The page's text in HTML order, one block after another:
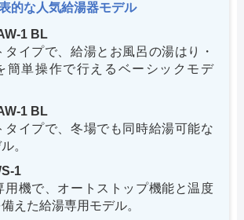
的な人気給湯器モデル
1 BL
タイプで、給湯とお風呂の湯はり・
簡単操作で行えるベーシックモデ
1 BL
タイプで、冬場でも同時給湯可能な
。
1
用機で、オートストップ機能と温度
えた給湯専用モデル。